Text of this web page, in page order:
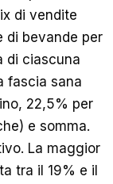
di vendite
di bevande per
di ciascuna
fascia sana
22,5% per
e somma.
La maggior
tra il 19% e il